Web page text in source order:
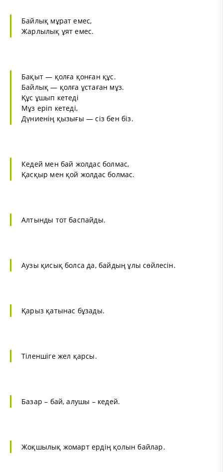
Байлық мұрат емес,
Жарлылық ұят емес.
Бақыт — қолға қонған құс.
Байлық — қолға ұстаған мұз.
Құс ұшып кетеді
Мұз еріп кетеді,
Дүниенің қызығы — сіз бен біз.
Кедей мен бай жолдас болмас,
Қасқыр мен қой жолдас болмас.
Алтынды тот баспайды.
Аузы қисық болса да, байдың ұлы сөйлесін.
Қарыз қатынас бұзады.
Тіленшіге жел қарсы.
Базар – бай, алушы – кедей.
Жоқшылық жомарт ердің қолын байлар.